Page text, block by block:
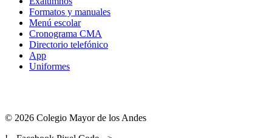
Formatos y manuales
Menú escolar
Cronograma CMA
Directorio telefónico
App
Uniformes
© 2026 Colegio Mayor de los Andes